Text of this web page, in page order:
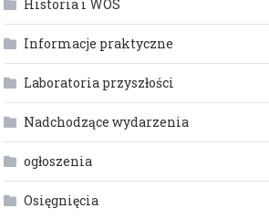
Historia i WOS
Informacje praktyczne
Laboratoria przyszłości
Nadchodzące wydarzenia
ogłoszenia
Osięgnięcia